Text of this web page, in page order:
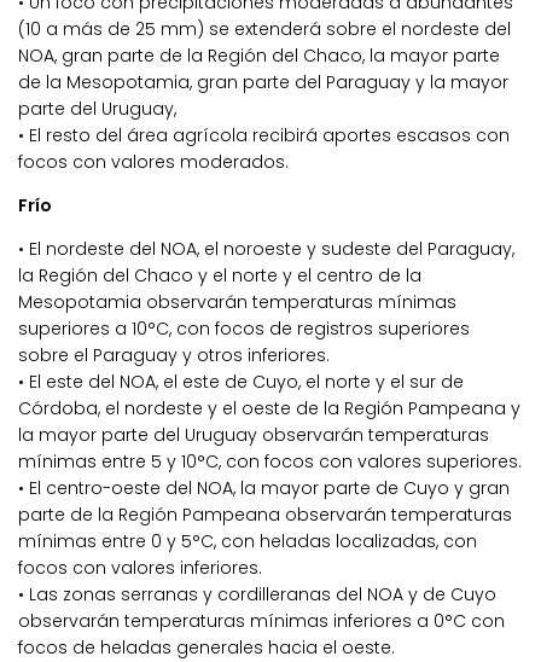
(10 a más de 25 mm) se extenderá sobre el nordeste del
NOA, gran parte de la Región del Chaco, la mayor parte
de la Mesopotamia, gran parte del Paraguay y la mayor
parte del Uruguay,
• El resto del área agrícola recibirá aportes escasos con
focos con valores moderados.
Frío
• El nordeste del NOA, el noroeste y sudeste del Paraguay,
la Región del Chaco y el norte y el centro de la
Mesopotamia observarán temperaturas mínimas
superiores a 10°C, con focos de registros superiores
sobre el Paraguay y otros inferiores.
• El este del NOA, el este de Cuyo, el norte y el sur de
Córdoba, el nordeste y el oeste de la Región Pampeana y
la mayor parte del Uruguay observarán temperaturas
mínimas entre 5 y 10°C, con focos con valores superiores.
• El centro-oeste del NOA, la mayor parte de Cuyo y gran
parte de la Región Pampeana observarán temperaturas
mínimas entre 0 y 5°C, con heladas localizadas, con
focos con valores inferiores.
• Las zonas serranas y cordilleranas del NOA y de Cuyo
observarán temperaturas mínimas inferiores a 0°C con
focos de heladas generales hacia el oeste.